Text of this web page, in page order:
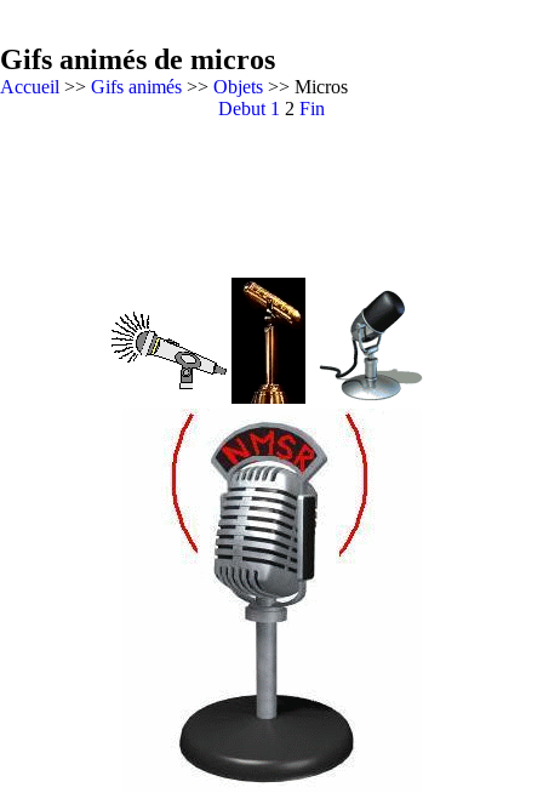
Gifs animés de micros
Accueil >> Gifs animés >> Objets >> Micros
Debut 1 2 Fin